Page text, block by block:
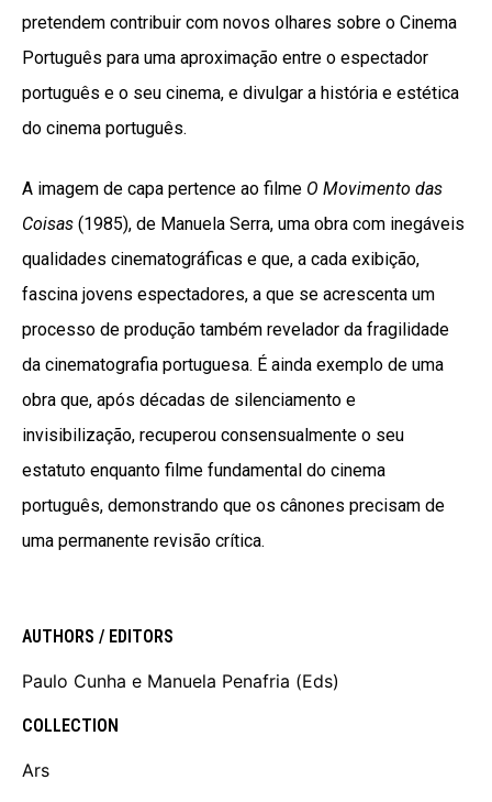
pretendem contribuir com novos olhares sobre o Cinema
Português para uma aproximação entre o espectador
português e o seu cinema, e divulgar a história e estética
do cinema português.
A imagem de capa pertence ao filme O Movimento das
Coisas (1985), de Manuela Serra, uma obra com inegáveis
qualidades cinematográficas e que, a cada exibição,
fascina jovens espectadores, a que se acrescenta um
processo de produção também revelador da fragilidade
da cinematografia portuguesa. É ainda exemplo de uma
obra que, após décadas de silenciamento e
invisibilização, recuperou consensualmente o seu
estatuto enquanto filme fundamental do cinema
português, demonstrando que os cânones precisam de
uma permanente revisão crítica.
AUTHORS / EDITORS
Paulo Cunha e Manuela Penafria (Eds)
COLLECTION
Ars